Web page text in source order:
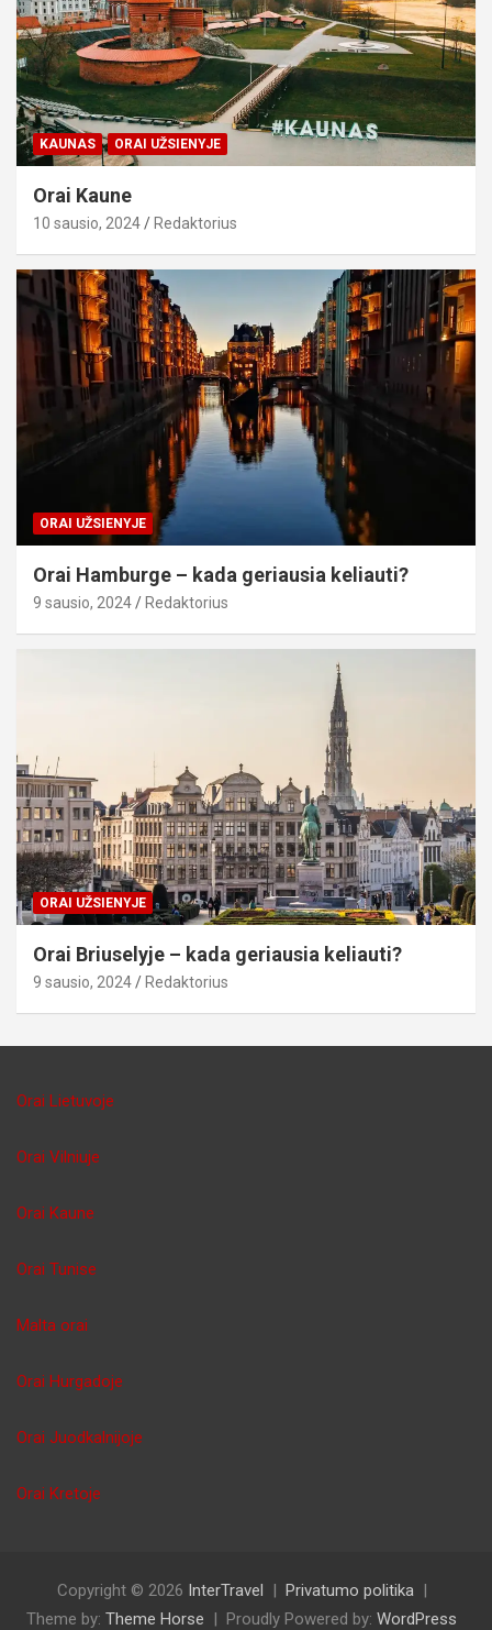
KAUNAS ORAI UŽSIENYJE
Orai Kaune
10 sausio, 2024 Redaktorius
ORAI UŽSIENYJE
Orai Hamburge – kada geriausia keliauti?
9 sausio, 2024 Redaktorius
ORAI UŽSIENYJE
Orai Briuselyje – kada geriausia keliauti?
9 sausio, 2024 Redaktorius
Orai Lietuvoje
Orai Vilniuje
Orai Kaune
Orai Tunise
Malta orai
Orai Hurgadoje
Orai Juodkalnijoje
Orai Kretoje
Copyright © 2026 InterTravel
Privatumo politika
Theme by: Theme Horse Proudly Powered by: WordPress